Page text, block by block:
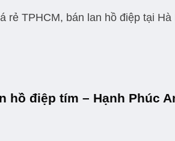
rẻ TPHCM, bán lan hồ điệp tại
điệp tím – Hạnh Phúc